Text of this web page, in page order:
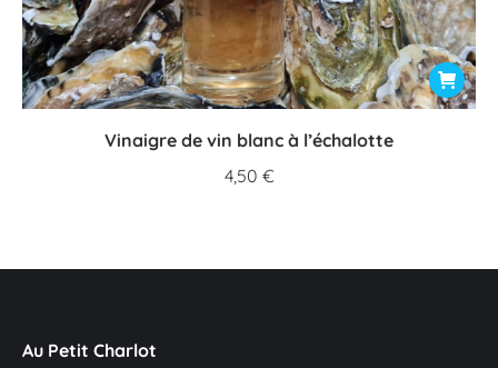
Vinaigre de vin blanc à l’échalotte
4,50 €
Au Petit Charlot